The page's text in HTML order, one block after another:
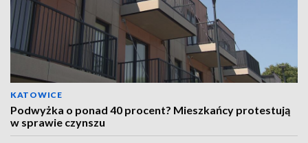
KATOWICE
Podwyżka o ponad 40 procent? Mieszkańcy protestują
w sprawie czynszu